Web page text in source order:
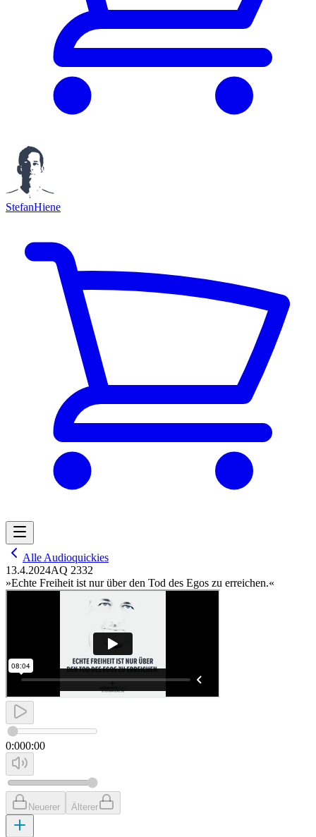
StefanHiene
Alle Audioquickies
13.4.2024AQ 2332
»Echte Freiheit ist nur über den Tod des Egos zu erreichen.«
0:000:00
Neuerer Älterer